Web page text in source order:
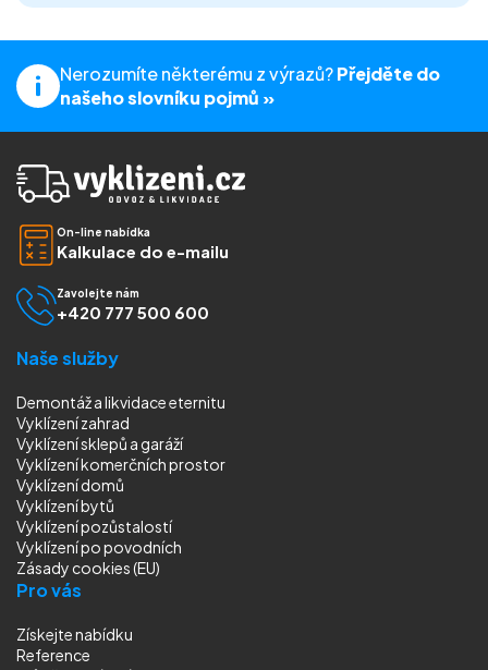
Nerozumíte některému z výrazů?Přejděte do
našeho slovníku pojmů »
On-line nabídka
Kalkulace do e-mailu
Zavolejte nám
+420 777 500 600
Naše služby
Demontáž a likvidace eternitu
Vyklízení zahrad
Vyklízení sklepů a garáží
Vyklízení komerčních prostor
Vyklízení domů
Vyklízení bytů
Vyklízení pozůstalostí
Vyklízenípo povodních
Zásady cookies (EU)
Pro vás
Získejte nabídku
Reference